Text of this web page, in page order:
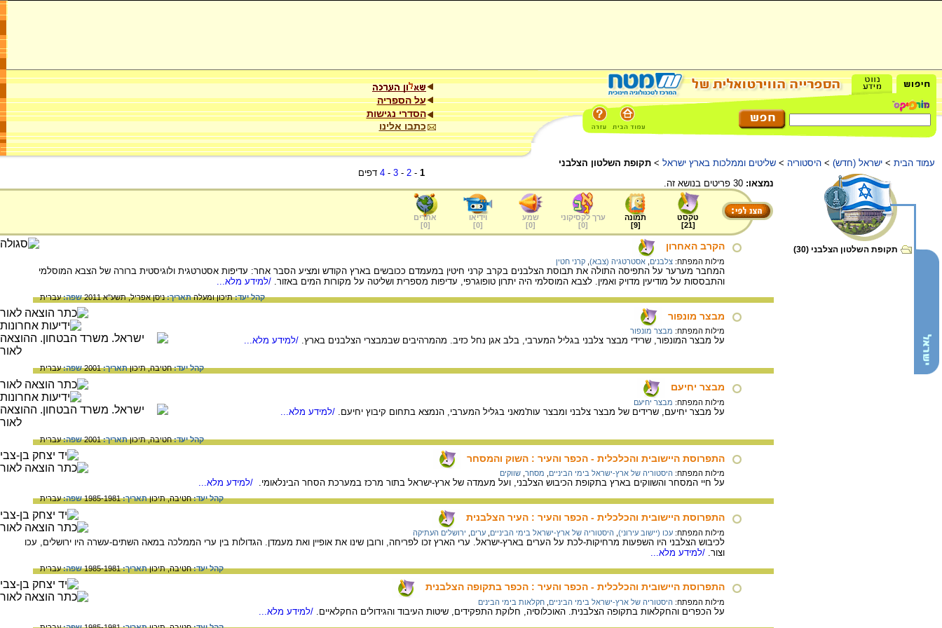
על הספריה
הסדרי נגישות
כתבו אלינו
עמוד הבית > ישראל (חדש) > היסטוריה > שליטים וממלכות בארץ ישראל > תקופת השלטון הצלבני
תקופת השלטון הצלבני (30)
1
-
2
-
3
-
4 דפים
נמצאו:
טקסט
[
21
]
תמונה
[
9
]
ערך לקסיקוני
[
0
]
שמע
[
0
]
וידיאו
[
0
]
אתרים
[
0
]
הקרב האחרון
מילות המפתח: צלבנים אסטרטגיה (צבא) קרני חטין
המחבר מערער על התפיסה התולה את תבוסת הצלבנים בקרב קרני חיטין במעמדם ככובשים בארץ הקודש ומציע הסבר אחר: עדיפות אסטרטגית ולוגיסטית ברורה של הצבא המוסלמי
והתבססות על מודיעין מדויק ואמין. לצבא המוסלמי היה יתרון טופוגרפי, עדיפות מספרית ושליטה על מקורות המים באזור. /למידע מלא...
קהל יעד:תיכון ומעלהתאריך:ניסן אפריל, תשע"א 2011 שפה:עברית
מבצר מונפור
מילות המפתח: מבצר מונפור
על מבצר המונפור, שרידי מבצר צלבני בגליל המערבי, בלב אגן נחל כזיב. מהמרהיבים שבמבצרי הצלבנים בארץ. /למידע מלא...
קהל יעד:חטיבה,תיכוןתאריך:2001 שפה:עברית
מבצר יחיעם
מילות המפתח: מבצר יחיעם
על מבצר יחיעם, שרידים של מבצר צלבני ומבצר עות'מאני בגליל המערבי, הנמצא בתחום קיבוץ יחיעם. /למידע מלא...
קהל יעד:חטיבה,תיכוןתאריך:2001 שפה:עברית
התפרוסת היישובית והכלכלית - הכפר והעיר : השוק והמסחר
מילות המפתח: היסטוריה של ארץ-ישראל בימי הביניים מסחר שווקים
על חיי המסחר והשווקים בארץ בתקופת הכיבוש הצלבני, ועל מעמדה של ארץ-ישראל בתור מרכז במערכת הסחר הבינלאומי. /למידע מלא...
קהל יעד:חטיבה,תיכוןתאריך:1985-1981 שפה:עברית
התפרוסת היישובית והכלכלית - הכפר והעיר : העיר הצלבנית
מילות המפתח: עכו (יישוב עירוני) היסטוריה של ארץ-ישראל בימי הביניים ערים ירושלים העתיקה
לכיבוש הצלבני היו השפעות מרחיקות-לכת על הערים בארץ-ישראל. ערי הארץ זכו לפריחה, ורובן שינו את אופיין ואת מעמדן. הגדולות בין ערי הממלכה במאה השתים-עשרה היו ירושלים, עכו
וצור. /למידע מלא...
קהל יעד:חטיבה,תיכוןתאריך:1985-1981 שפה:עברית
התפרוסת היישובית והכלכלית - הכפר והעיר : הכפר בתקופה הצלבנית
מילות המפתח: היסטוריה של ארץ-ישראל בימי הביניים חקלאות בימי הבינים
על הכפרים והחקלאות בתקופה הצלבנית. האוכלוסיה, חלוקת התפקידים, שיטות העיבוד והגידולים החקלאיים. /למידע מלא...